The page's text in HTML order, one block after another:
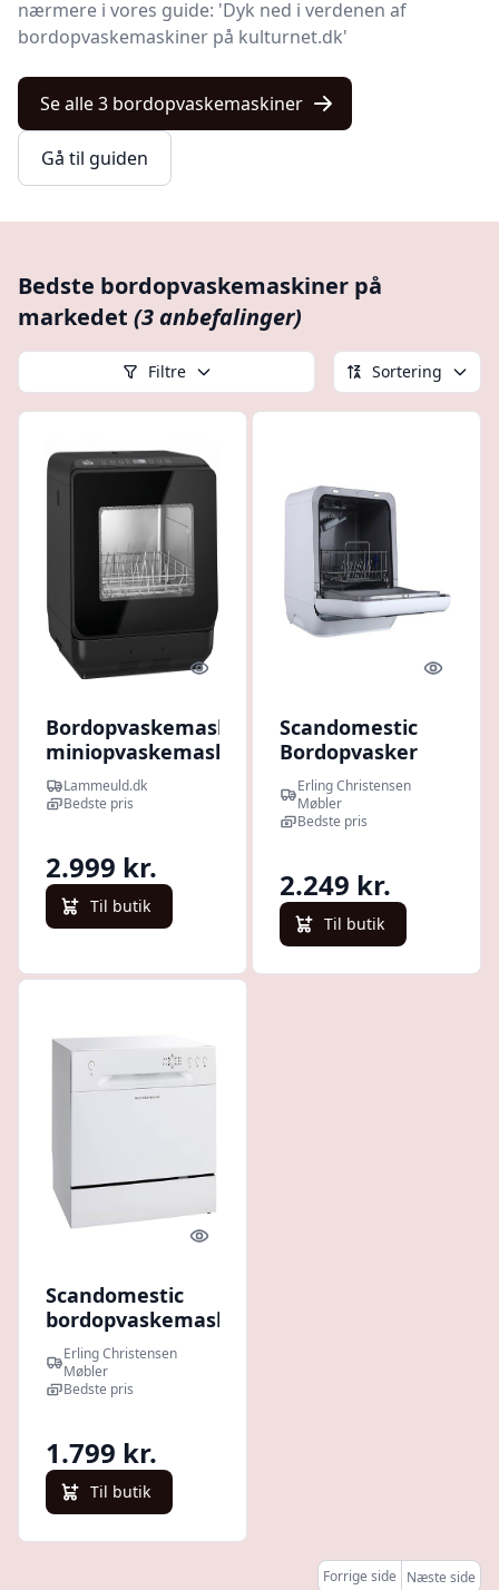
nærmere i vores guide: 'Dyk ned i verdenen af
bordopvaskemaskiner på kulturnet.dk'
Se alle 3 bordopvaskemaskiner
Gå til guiden
Bedste bordopvaskemaskiner på
markedet (3 anbefalinger)
Filtre Sortering
Quick look
Bordopvaskemaskine,
miniopvaskemaskine
med 6-liters tank, 5
programmer, LED-
Lammeuld.dk
Bedste pris
2.999 kr.
Til butik
Quick
Scandomestic
Bordopvasker
SFO 101 W :
Erling
Christensen
Erling Christensen
Møbler
Bedste pris
2.249 kr.
Til butik
Quick look
Scandomestic
bordopvaskemaskine
- SFO 2203 W : Erling
Christensen Møbler
Erling Christensen
Møbler
Bedste pris
1.799 kr.
Til butik
Forrige side Næste side